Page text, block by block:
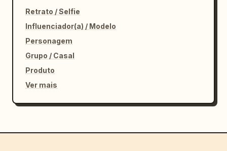
Retrato / Selfie
Influenciador(a) / Modelo
Personagem
Grupo / Casal
Produto
Ver mais